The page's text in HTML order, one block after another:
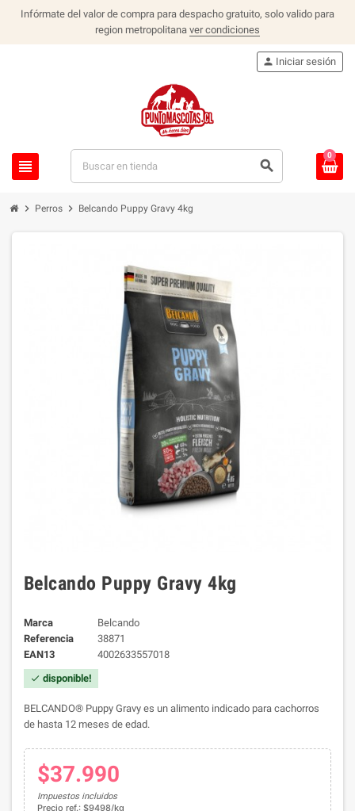
Infórmate del valor de compra para despacho gratuito, solo valido para
region metropolitana ver condiciones
view_headline search
person Iniciar sesión
0
chevron_right Perros chevron_right Belcando Puppy Gravy 4kg
Belcando Puppy Gravy 4kg
Marca
Belcando
Referencia
38871
EAN13
4002633557018
check disponible!
BELCANDO® Puppy Gravy es un alimento indicado para cachorros
de hasta 12 meses de edad.
$37.990
Impuestos incluidos
Precio ref.: $9498/kg